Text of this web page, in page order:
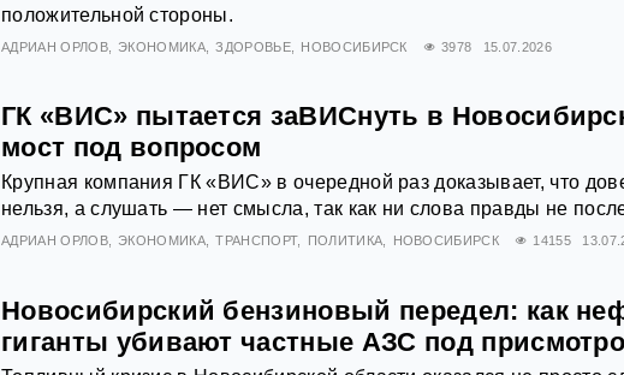
положительной стороны.
АДРИАН ОРЛОВ ЭКОНОМИКА ЗДОРОВЬЕ НОВОСИБИРСК 3978 15.07.2026
ГК «ВИС» пытается заВИСнуть в
мост под вопросом
Крупная компания ГК «ВИС» в очередной раз доказывает, что
нельзя, а слушать — нет смысла, так как ни слова правды не
АДРИАН ОРЛОВ ЭКОНОМИКА ТРАНСПОРТ ПОЛИТИКА НОВОСИБИРСК 14155
Новосибирский бензиновый передел: как
гиганты убивают частные АЗС под